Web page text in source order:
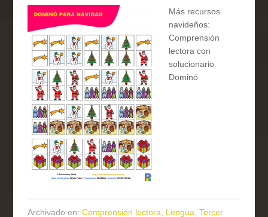
Más recursos
navideños:
Comprensión
lectora con
solucionario
Dominó
Archivado en:Comprensión lectora, Lengua,Tercer